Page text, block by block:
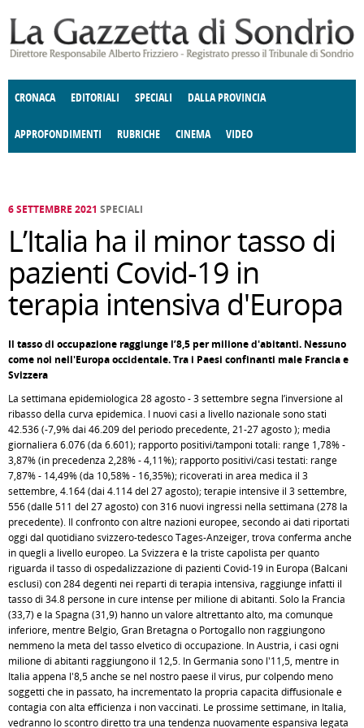
CRONACA EDITORIALI SPECIALI DALLA PROVINCIA
APPROFONDIMENTI
E SPETTACOLI POLITICA
RUBRICHE
DELLE IDEE FATTI DELLO SPIRITO
CINEMA VIDEO
6 SETTEMBRE 2021 SPECIALI
L’Italia ha il minor tasso di
pazienti Covid-19 in
terapia intensiva d'Europa
Il tasso di occupazione raggiunge l’8,5 per milione d'abitanti. Nessuno
come noi nell'Europa occidentale. Tra i Paesi confinanti male Francia e
Svizzera
La settimana epidemiologica 28 agosto - 3 settembre segna l’inversione al
ribasso della curva epidemica. I nuovi casi a livello nazionale sono stati
42.536 (-7,9% dai 46.209 del periodo precedente, 21-27 agosto ); media
giornaliera 6.076 (da 6.601); rapporto positivi/tamponi totali: range 1,78% -
3,87% (in precedenza 2,28% - 4,11%); rapporto positivi/casi testati: range
7,87% - 14,49% (da 10,58% - 16,35%); ricoverati in area medica il 3
settembre, 4.164 (dai 4.114 del 27 agosto); terapie intensive il 3 settembre,
556 (dalle 511 del 27 agosto) con 316 nuovi ingressi nella settimana (278 la
precedente). Il confronto con altre nazioni europee, secondo ai dati riportati
oggi dal quotidiano svizzero-tedesco Tages-Anzeiger, trova conferma anche
in quegli a livello europeo. La Svizzera è la triste capolista per quanto
riguarda il tasso di ospedalizzazione di pazienti Covid-19 in Europa (Balcani
esclusi) con 284 degenti nei reparti di terapia intensiva, raggiunge infatti il
tasso di 34.8 persone in cure intense per milione di abitanti. Solo la Francia
(33,7) e la Spagna (31,9) hanno un valore altrettanto alto, ma comunque
inferiore, mentre Belgio, Gran Bretagna o Portogallo non raggiungono
nemmeno la metà del tasso elvetico di occupazione. In Austria, i casi ogni
milione di abitanti raggiungono il 12,5. In Germania sono l'11,5, mentre in
Italia appena l'8,5 anche se nel nostro paese il virus, pur colpendo meno
soggetti che in passato, ha incrementato la propria capacità diffusionale e
contagia con alta efficienza i non vaccinati. Le prossime settimane, in Italia,
vedranno lo scontro diretto tra una tendenza nuovamente espansiva legata